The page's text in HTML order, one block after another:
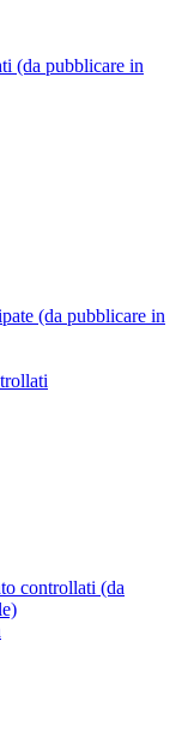
(da pubblicare in
(da pubblicare in
controllati (da